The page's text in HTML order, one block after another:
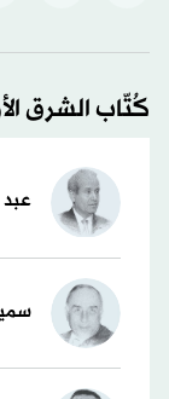
كُتّاب الشرق
عبد